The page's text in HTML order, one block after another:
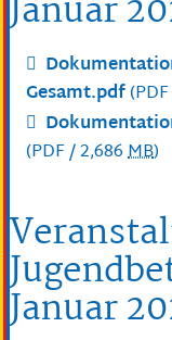
Januar
Gesamt.pdf
(PDF / 2,686MB)
Januar